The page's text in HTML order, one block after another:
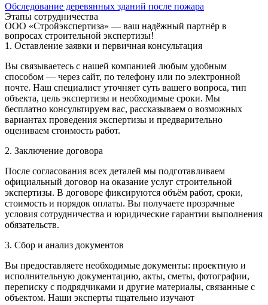
Обследование деревянных зданий после пожара
Этапы сотрудничества
ООО «Стройэкспертиза» — ваш надёжный партнёр в
вопросах строительной экспертизы!
1. Оставление заявки и первичная консультация
Вы связываетесь с нашей компанией любым удобным
способом — через сайт, по телефону или по электронной
почте. Наш специалист уточняет суть вашего вопроса, тип
объекта, цель экспертизы и необходимые сроки. Мы
бесплатно консультируем вас, рассказываем о возможных
вариантах проведения экспертизы и предварительно
оцениваем стоимость работ.
2. Заключение договора
После согласования всех деталей мы подготавливаем
официальный договор на оказание услуг строительной
экспертизы. В договоре фиксируются объём работ, сроки,
стоимость и порядок оплаты. Вы получаете прозрачные
условия сотрудничества и юридические гарантии выполнения
обязательств.
3. Сбор и анализ документов
Вы предоставляете необходимые документы: проектную и
исполнительную документацию, акты, сметы, фотографии,
переписку с подрядчиками и другие материалы, связанные с
объектом. Наши эксперты тщательно изучают